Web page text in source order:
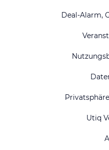
Deal-Alarm,
Utiq